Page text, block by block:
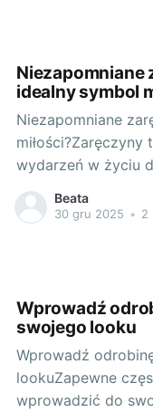
Niezapomniane
idealny symbol
Niezapomniane
wydarzeń w życiu
przyszłość. To
których następuje
ważny niż
Beata
30 gru 2025 • 2
Wprowadź
swojego looku
Wprowadź
lookuZapewne
wprowadzić do